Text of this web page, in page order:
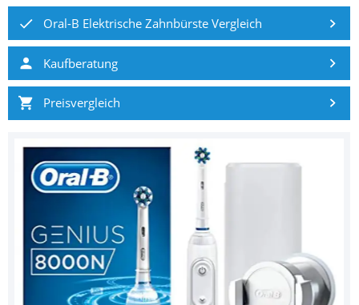
Oral-B Elektrische Zahnbürste Vergleich
Kaufberatung
Preisvergleich